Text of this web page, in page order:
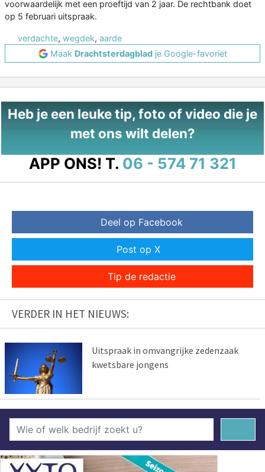
voorwaardelijk met een proeftijd van 2 jaar. De rechtbank doet
op 5 februari uitspraak.
verdachte, wegdek, aarde
Maak Drachtsterdagbladje Google-favoriet
Heb je een leuke tip, foto of video die je
met ons wilt delen?
APP ONS! T. 06 - 574 71 321
Deel op Facebook
Post op X
Tip de redactie
VERDER IN HET NIEUWS:
Uitspraak in omvangrijke zedenzaak
kwetsbare jongens